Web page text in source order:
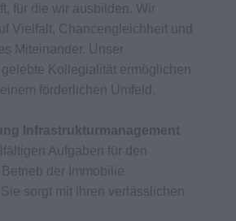
für die wir ausbilden. Wir
Vielfalt, Chancengleichheit und
Miteinander. Unser
Kollegialität ermöglichen
förderlichen Umfeld.
Infrastrukturmanagement
Aufgaben für den
der Immobilie
sorgt mit ihren verlässlichen